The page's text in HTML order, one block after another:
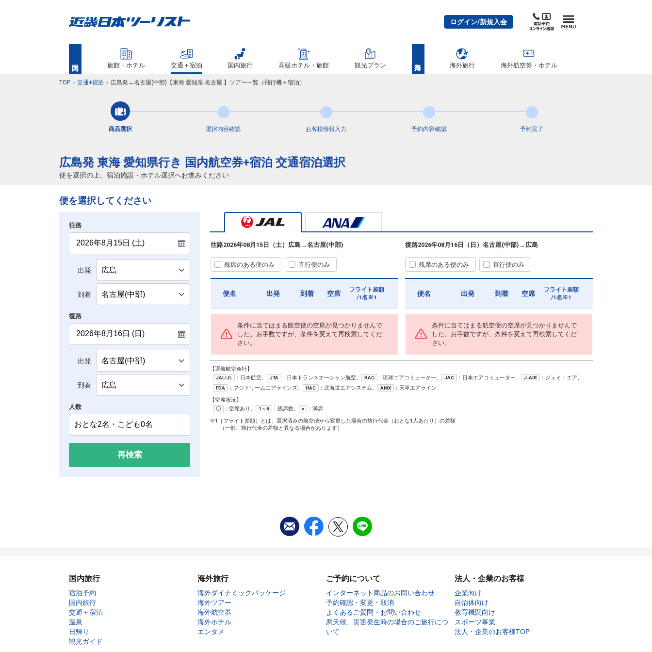
ログイン/新規入会
旅館・ホテル 交通＋宿泊 国内旅行 高級ホテル・旅館 観光プラン 海外旅行 海外航空券・ホテル
TOP 交通+宿泊 広島発→名古屋(中部)【東海 愛知県 名古屋 】ツアー一覧（飛行機＋宿泊）
商品選択 選択内容確認 お客様情報 入力 予約内容確認 予約完了
広島発 東海 愛知県行き 国内航空券+宿泊 交通宿泊選択
便を選択の上、宿泊施設・ホテル選択へお進みください
便を選択してください
往路
出発
到着
復路
出発
到着
人数
再検索
往路2026年08月15日（土） 広島 →名古屋(中部)
残席のある便のみ 直行便のみ
便名 出発 到着 空席
フライト差額
/1名※1
条件に当てはまる航空便の空席が見つかりませんで
した。お手数ですが、条件を変えて再検索してくだ
さい。
復路2026年08月16日（日） 名古屋(中部) → 広島
残席のある便のみ 直行便のみ
便名 出発 到着 空席
フライト差額
/1名※1
条件に当てはまる航空便の空席が見つかりませんで
した。お手数ですが、条件を変えて再検索してくだ
さい。
【運航航空会社】
JAL/JL ：日本航空、 JTA ：日本トランスオーシャン航空、 RAC ：琉球エアコミューター、 JAC ：日本エアコミューター、 J-AIR ：ジェイ・エア、
FDA ：フジドリームエアラインズ、 HAC ：北海道エアシステム、 AMX
：天草エアライン
【空席状況】
〇 ：空席あり、 1～8 ：残席数、 ×
：満席
※1［フライト差額］とは、選択済みの航空便から変更した場合の旅行代金（おとな1人あたり）の差額
（一部、旅行代金の差額と異なる場合があります）
国内旅行
宿泊予約
国内旅行
交通＋宿泊
温泉
日帰り
観光ガイド
海外旅行
海外ダイナミックパッケージ
海外ツアー
海外航空券
海外ホテル
エンタメ
ご予約について
インターネット商品のお問い合わせ
予約確認・変更・取消
よくあるご質問・お問い合わせ
悪天候、災害発生時の場合のご旅行につ
いて
法人・企業のお客様
企業向け
自治体向け
教育機関向け
スポーツ事業
法人・企業のお客様TOP